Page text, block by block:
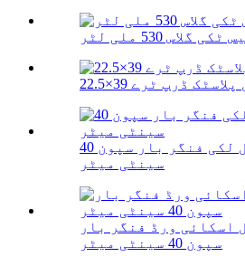
گلاس 530 ملی لٹر
سٹینلیس سٹیل لکی فنگر بار سپون 40
سینٹی میٹر
اسکائی ورڈ فنگر بار
سپون 40 سینٹی میٹر